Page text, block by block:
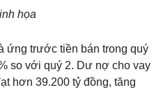
họa
ứng trước tiền bán trong quý
so với quý 2. Dư nợ cho vay
hơn 39.200 tỷ đồng, tăng